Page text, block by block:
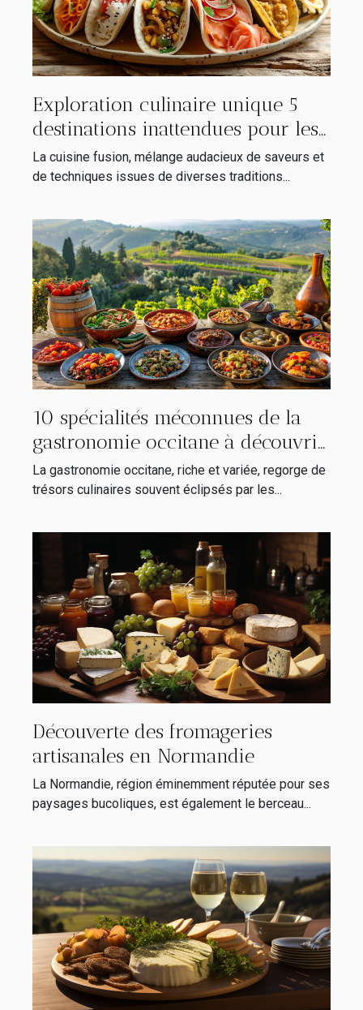
Exploration culinaire unique 5
destinations inattendues pour les
amateurs de cuisine fusion
La cuisine fusion, mélange audacieux de saveurs et
de techniques issues de diverses traditions...
10 spécialités méconnues de la
gastronomie occitane à découvrir
lors de votre prochain voyage
La gastronomie occitane, riche et variée, regorge de
trésors culinaires souvent éclipsés par les...
Découverte des fromageries
artisanales en Normandie
La Normandie, région éminemment réputée pour ses
paysages bucoliques, est également le berceau...